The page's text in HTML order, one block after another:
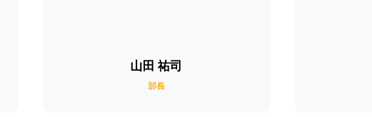
山田 祐司
部長